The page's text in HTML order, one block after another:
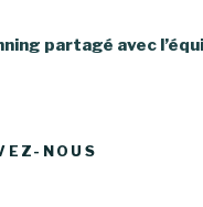
partagé avec
NOUS